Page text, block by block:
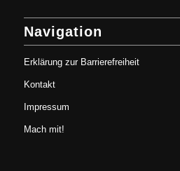
Navigation
Erklärung zur Barrierefreiheit
Kontakt
Impressum
Mach mit!